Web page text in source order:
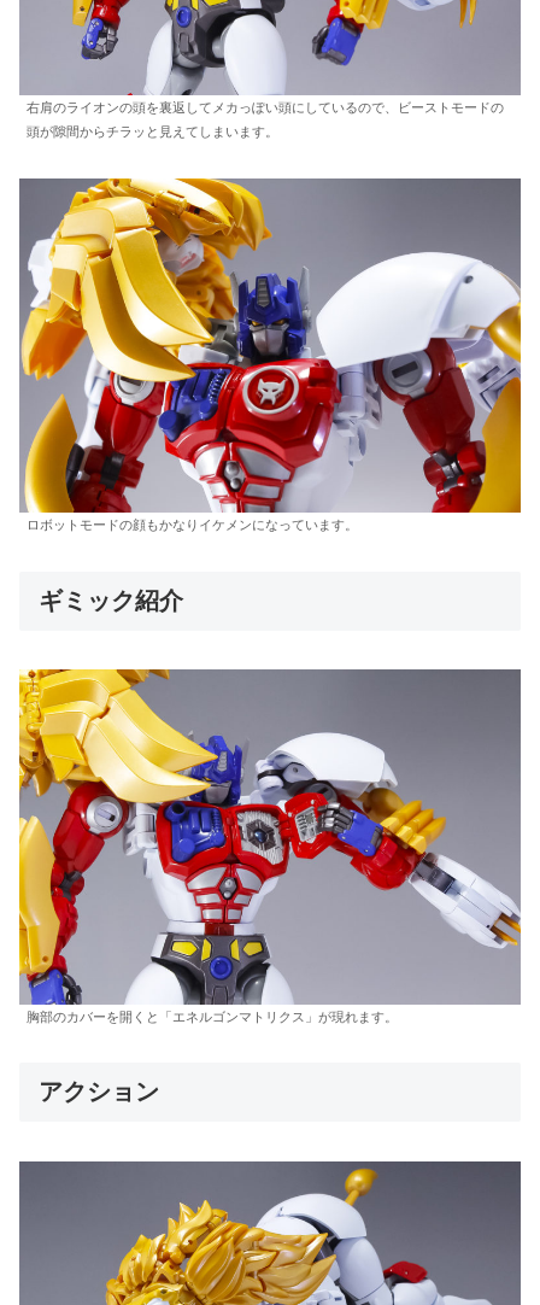
右肩のライオンの頭を裏返してメカっぽい頭にしているので、ビーストモードの
頭が隙間からチラッと見えてしまいます。
ロボットモードの顔もかなりイケメンになっています。
ギミック紹介
胸部のカバーを開くと「エネルゴンマトリクス」が現れます。
アクション